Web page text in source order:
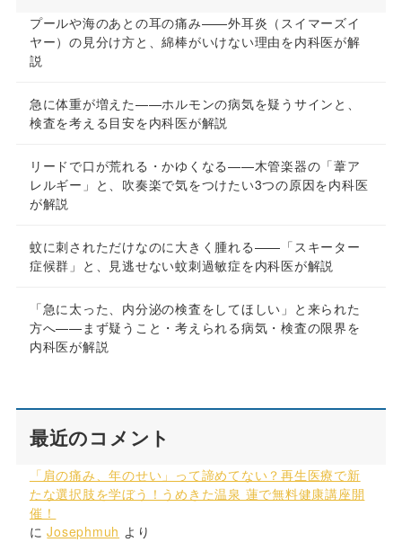
プールや海のあとの耳の痛み——外耳炎（スイマーズイ
ヤー）の見分け方と、綿棒がいけない理由を内科医が解
説
急に体重が増えた——ホルモンの病気を疑うサインと、
検査を考える目安を内科医が解説
リードで口が荒れる・かゆくなる——木管楽器の「葦ア
レルギー」と、吹奏楽で気をつけたい3つの原因を内科医
が解説
蚊に刺されただけなのに大きく腫れる——「スキーター
症候群」と、見逃せない蚊刺過敏症を内科医が解説
「急に太った、内分泌の検査をしてほしい」と来られた
方へ——まず疑うこと・考えられる病気・検査の限界を
内科医が解説
最近のコメント
「肩の痛み、年のせい」って諦めてない？再生医療で新
たな選択肢を学ぼう！うめきた温泉 蓮で無料健康講座開
催！
にJosephmuh より